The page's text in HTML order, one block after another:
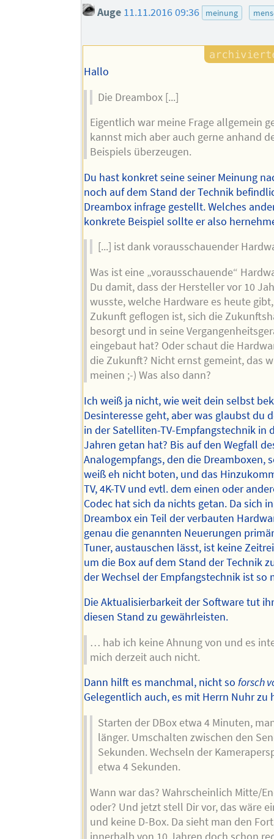
Auge 11.11.2016 09:36 meinung
Hallo
Die Dreambox [...]
Eigentlich war meine Frage allgemein
kannst mich aber auch gerne anhand
Beispiels überzeugen.
Du hast konkret seine seiner Meinung
noch auf dem Stand der Technik
Dreambox infrage gestellt. Welches
konkrete Beispiel sollte er also
[...] ist dank vorausschauender
Was ist eine „vorausschauende“
Du damit, dass der Hersteller vor 10
wusste, welche Hardware es heute
Zukunft geflogen ist, sich die
besorgt und in seine
eingebaut hat? Oder schaut die
die Zukunft? Nicht ernst gemeint, das
meinen ;-) Was also dann?
Ich weiß ja nicht, wie weit dein selbst
Desinteresse geht, aber was glaubst du
in der Satelliten-TV-Empfangstechnik in
Jahren getan hat? Bis auf den Wegfall
Analogempfangs, den die Dreamboxen,
weiß eh nicht boten, und das
TV, 4K-TV und evtl. dem einen oder
Codec hat sich da nichts getan. Da sich
Dreambox ein Teil der verbauten
genau die genannten Neuerungen
Tuner, austauschen lässt, ist keine
um die Box auf dem Stand der Technik
der Wechsel der Empfangstechnik ist so
Die Aktualisierbarkeit der Software tut
diesen Stand zu gewährleisten.
… hab ich keine Ahnung von und es
mich derzeit auch nicht.
Dann hilft es manchmal, nicht soforsch
Gelegentlich auch, es mit Herrn Nuhr zu
Starten der DBox etwa 4 Minuten,
länger. Umschalten zwischen den
Sekunden. Wechseln der
etwa 4 Sekunden.
Wann war das? Wahrscheinlich Mitte/
oder? Und jetzt stell Dir vor, das wäre
und keine D-Box. Da sieht man den